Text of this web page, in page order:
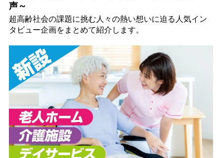
声～
超高齢社会の課題に挑む人々の熱い想いに迫る人気イン
タビュー企画をまとめて紹介します。